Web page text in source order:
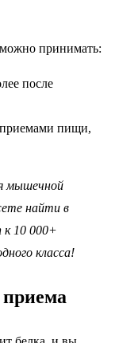
можно принимать:
после
пищи,
мышечной
найти в
к 10 000+
класса!
приема